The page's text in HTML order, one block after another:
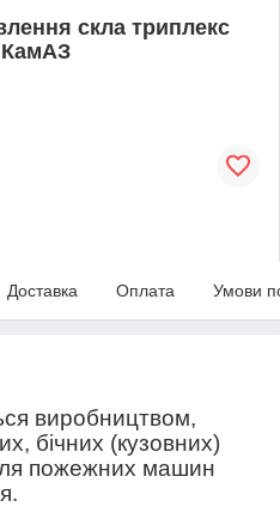
скла триплекс
Доставка Оплата Умови
виробництвом,
бічних (кузовних)
пожежних машин